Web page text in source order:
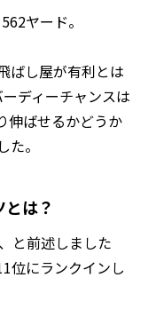
ヤード。
ばし屋が有利とは
ディーチャンスは
伸ばせるかどうか
。
は？
と前述しました
位にランクインし